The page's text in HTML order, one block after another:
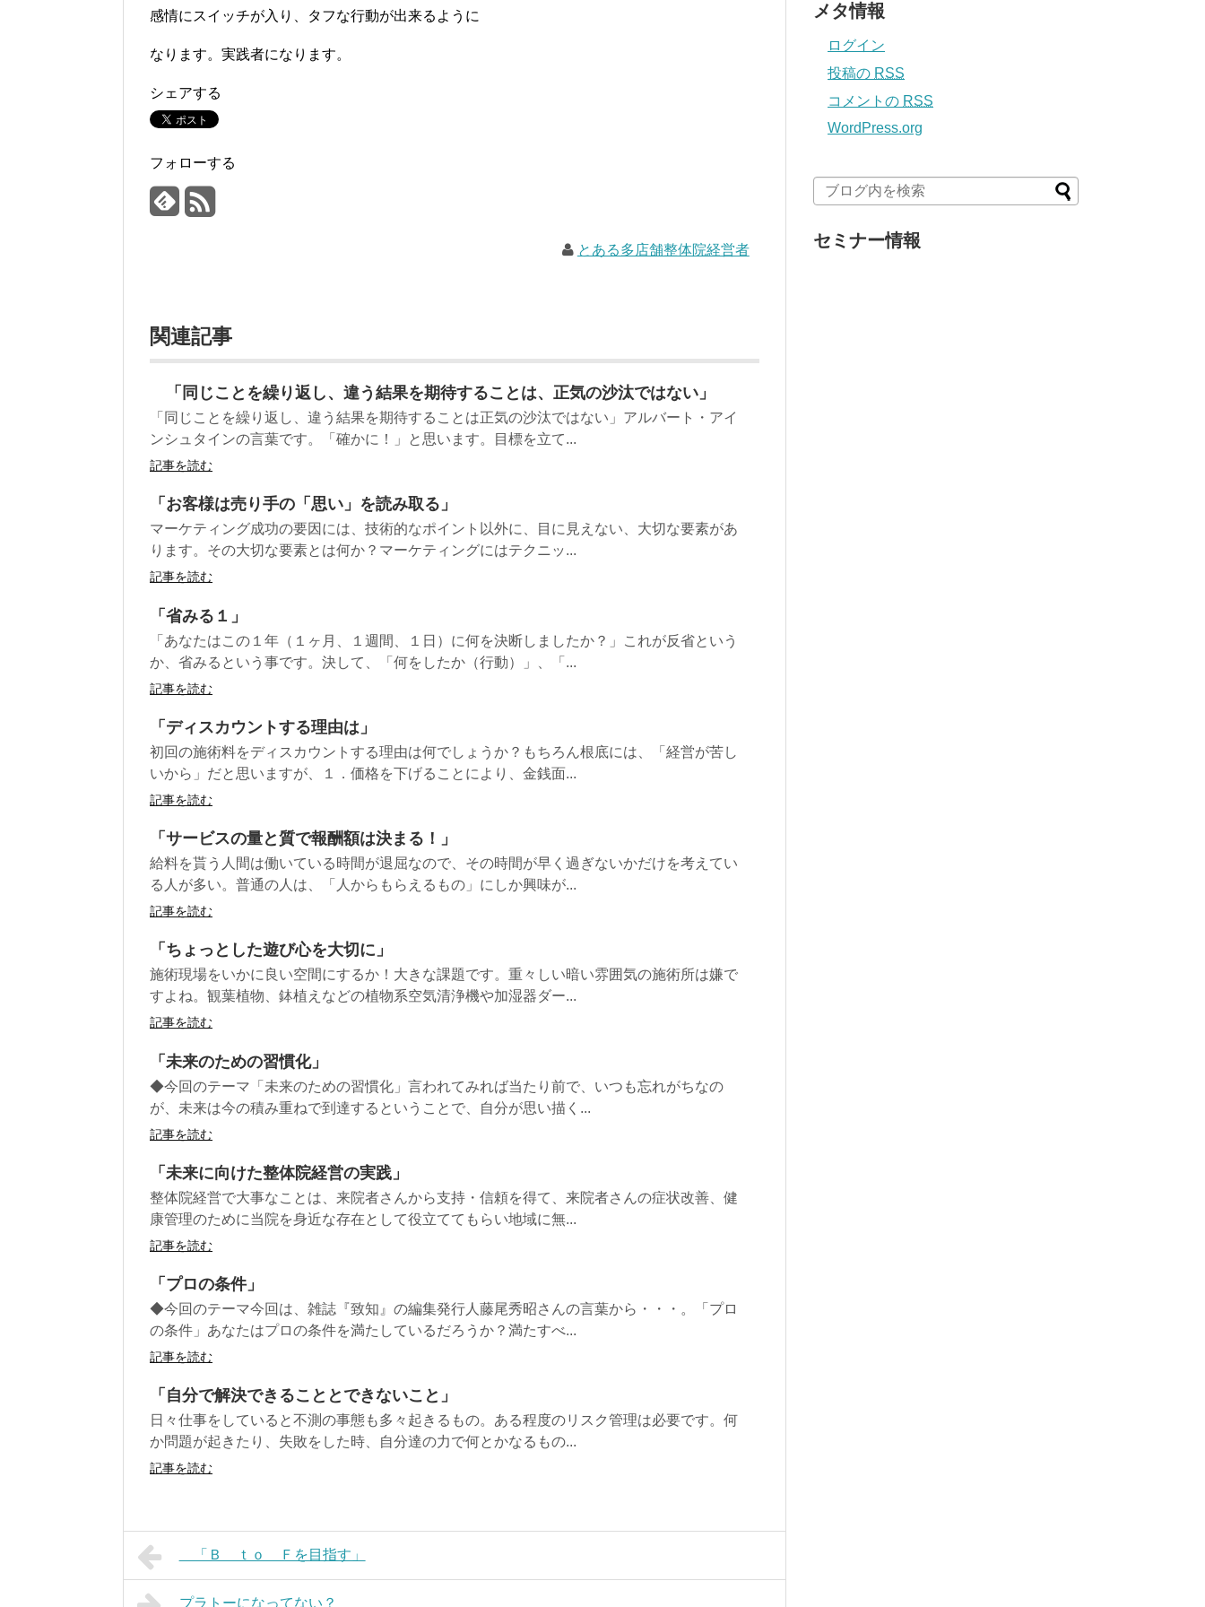
感情にスイッチが入り、タフな行動が出来るように
なります。実践者になります。
シェアする
フォローする
とある多店舗整体院経営者
関連記事
「同じことを繰り返し、違う結果を期待することは、正気の沙汰ではない」
「同じことを繰り返し、違う結果を期待することは正気の沙汰ではない」アルバート・アイ
ンシュタインの言葉です。「確かに！」と思います。目標を立て...
記事を読む
「お客様は売り手の「思い」を読み取る」
マーケティング成功の要因には、技術的なポイント以外に、目に見えない、大切な要素があ
ります。その大切な要素とは何か？マーケティングにはテクニッ...
記事を読む
「省みる１」
「あなたはこの１年（１ヶ月、１週間、１日）に何を決断しましたか？」これが反省という
か、省みるという事です。決して、「何をしたか（行動）」、「...
記事を読む
「ディスカウントする理由は」
初回の施術料をディスカウントする理由は何でしょうか？もちろん根底には、「経営が苦し
いから」だと思いますが、１．価格を下げることにより、金銭面...
記事を読む
「サービスの量と質で報酬額は決まる！」
給料を貰う人間は働いている時間が退屈なので、その時間が早く過ぎないかだけを考えてい
る人が多い。普通の人は、「人からもらえるもの」にしか興味が...
記事を読む
「ちょっとした遊び心を大切に」
施術現場をいかに良い空間にするか！大きな課題です。重々しい暗い雰囲気の施術所は嫌で
すよね。観葉植物、鉢植えなどの植物系空気清浄機や加湿器ダー...
記事を読む
「未来のための習慣化」
◆今回のテーマ「未来のための習慣化」言われてみれば当たり前で、いつも忘れがちなの
が、未来は今の積み重ねで到達するということで、自分が思い描く...
記事を読む
「未来に向けた整体院経営の実践」
整体院経営で大事なことは、来院者さんから支持・信頼を得て、来院者さんの症状改善、健
康管理のために当院を身近な存在として役立ててもらい地域に無...
記事を読む
「プロの条件」
◆今回のテーマ今回は、雑誌『致知』の編集発行人藤尾秀昭さんの言葉から・・・。「プロ
の条件」あなたはプロの条件を満たしているだろうか？満たすべ...
記事を読む
「自分で解決できることとできないこと」
日々仕事をしていると不測の事態も多々起きるもの。ある程度のリスク管理は必要です。何
か問題が起きたり、失敗をした時、自分達の力で何とかなるもの...
記事を読む
「Ｂ ｔｏ Ｆを目指す」
プラトーになってない？
メタ情報
ログイン
投稿の RSS
コメントの RSS
WordPress.org
セミナー情報